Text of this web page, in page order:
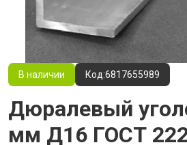
В наличии Код:6817655989
Дюралевый
мм Д16 ГОСТ